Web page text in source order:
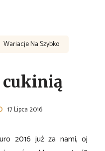
Wariacje Na Szybko
cukinią
17 Lipca 2016
2016 już za nami, oj